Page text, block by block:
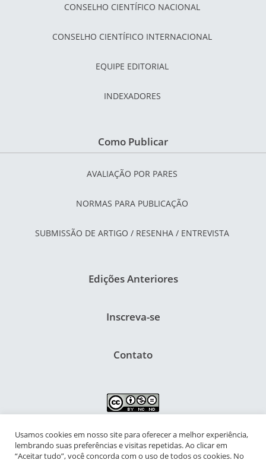
CONSELHO CIENTÍFICO NACIONAL
CONSELHO CIENTÍFICO INTERNACIONAL
EQUIPE EDITORIAL
INDEXADORES
Como Publicar
AVALIAÇÃO POR PARES
NORMAS PARA PUBLICAÇÃO
SUBMISSÃO DE ARTIGO / RESENHA / ENTREVISTA
Edições Anteriores
Inscreva-se
Contato
NIPIAC – Núcleo Interdisciplinar de Pesquisa para a Infância e
Adolescência Contemporâneas
Usamos cookies em nosso site para oferecer a melhor experiência,
lembrando suas preferências e visitas repetidas. Ao clicar em
“Aceitar tudo”, você concorda com o uso de todos os cookies. No